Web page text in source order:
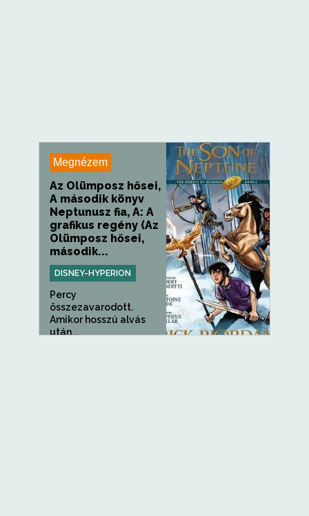
Megnézem
Az Olümposz hősei,
A második könyv
Neptunusz fia, A: A
grafikus regény (Az
Olümposz hősei,
második...
DISNEY-HYPERION
Percy
összezavarodott.
Amikor hosszú alvás
után...